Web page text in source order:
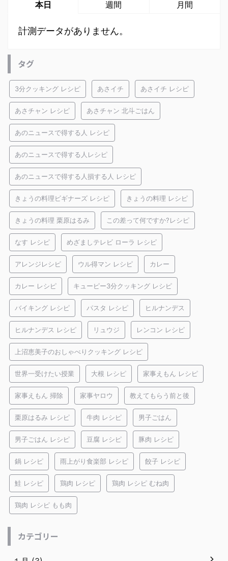
本日 週間 月間
計測データがありません。
タグ
3分クッキング レシピ あさイチ あさイチ レシピ
あさチャン レシピ あさチャン 北斗ごはん
あのニュースで得する人 レシピ
あのニュースで得する人レシピ
あのニュースで得する人損する人 レシピ
きょうの料理ビギナーズ レシピ きょうの料理 レシピ
きょうの料理 栗原はるみ この差って何ですか?レシピ
なす レシピ めざましテレビ ローラ レシピ
アレンジレシピ ウル得マン レシピ カレー
カレー レシピ キューピー3分クッキング レシピ
バイキング レシピ パスタ レシピ ヒルナンデス
ヒルナンデス レシピ リュウジ レンコン レシピ
上沼恵美子のおしゃべりクッキング レシピ
世界一受けたい授業 大根 レシピ 家事えもん レシピ
家事えもん 掃除 家事ヤロウ 教えてもらう前と後
栗原はるみ レシピ 牛肉 レシピ 男子ごはん
男子ごはん レシピ 豆腐 レシピ 豚肉 レシピ
鍋 レシピ 雨上がり食楽部 レシピ 餃子 レシピ
鮭 レシピ 鶏肉 レシピ 鶏肉 レシピ むね肉
鶏肉 レシピ もも肉
カテゴリー